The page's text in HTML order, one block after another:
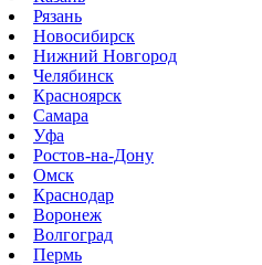
Рязань
Новосибирск
Нижний Новгород
Челябинск
Красноярск
Самара
Уфа
Ростов-на-Дону
Омск
Краснодар
Воронеж
Волгоград
Пермь